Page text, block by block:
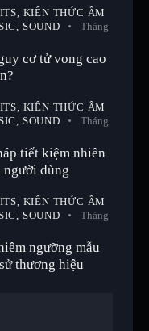
KIẾN THỨC ÂM
SOUND
Tháng
cơ tử vong cao
KIẾN THỨC ÂM
SOUND
Tháng
tiết kiệm nhiên
dùng
KIẾN THỨC ÂM
SOUND
Tháng
ngưỡng mẫu
thương hiệu